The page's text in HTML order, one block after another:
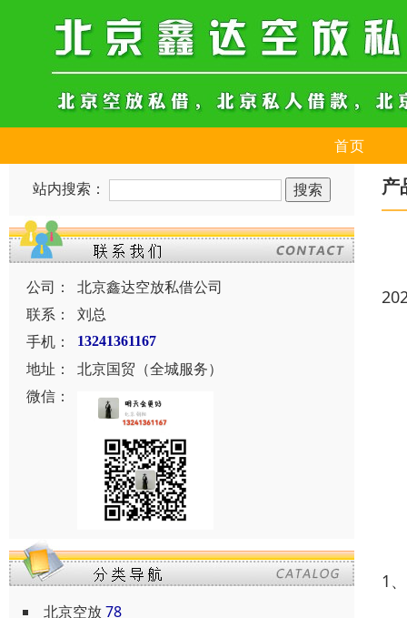
首页
站内搜索：
公司：
北京鑫达空放私借公司
联系：
刘总
手机：
13241361167
地址：
北京国贸（全城服务）
微信：
北京空放78
产
1